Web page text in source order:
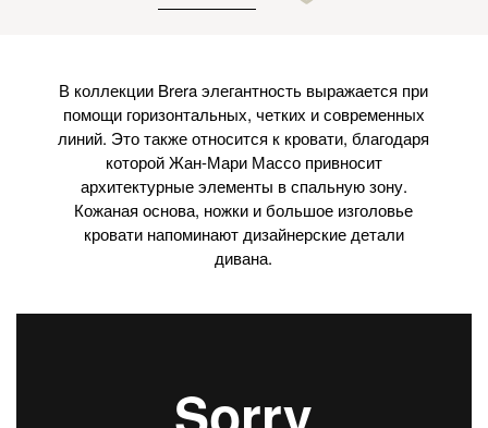
В коллекции Brera элегантность выражается при
помощи горизонтальных, четких и современных
линий. Это также относится к кровати, благодаря
которой Жан-Мари Массо привносит
архитектурные элементы в спальную зону.
Кожаная основа, ножки и большое изголовье
кровати напоминают дизайнерские детали
дивана.